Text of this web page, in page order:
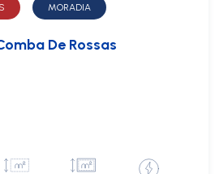
MORADIA
De Rossas